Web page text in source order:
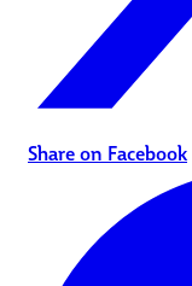
Share on Facebook